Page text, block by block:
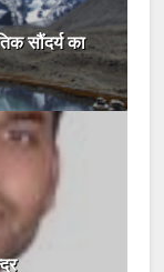
सौंदर्य का